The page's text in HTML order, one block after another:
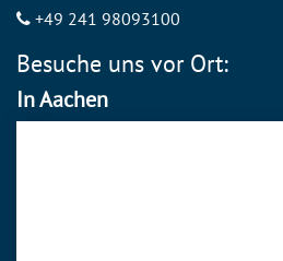
Besuche uns vor Ort:
In Aachen
+49 241 98093100